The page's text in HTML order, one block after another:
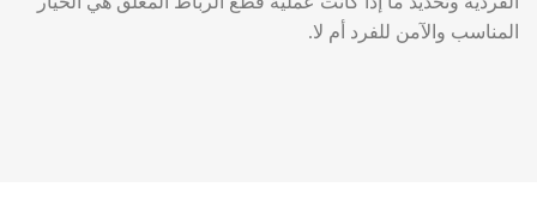
الفردية وتحديد ما إذا كانت عملية قطع الرباط المعلق هي الخيار
المناسب والآمن للفرد أم لا.